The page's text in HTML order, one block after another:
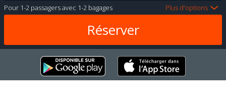
Pour 1-2 passagersavec 1-2 bagages Plus d'options